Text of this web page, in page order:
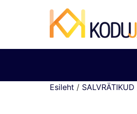
Esileht / SALVRÄTIKUD